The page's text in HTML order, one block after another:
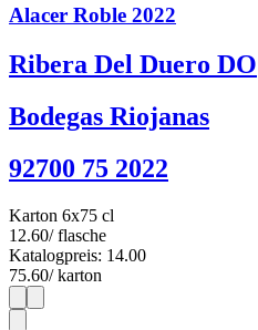
Alacer Roble 2022
Ribera Del Duero DO
Bodegas Riojanas
92700 75 2022
Karton 6x75 cl
12.60/ flasche
Katalogpreis: 14.00
75.60/ karton
1